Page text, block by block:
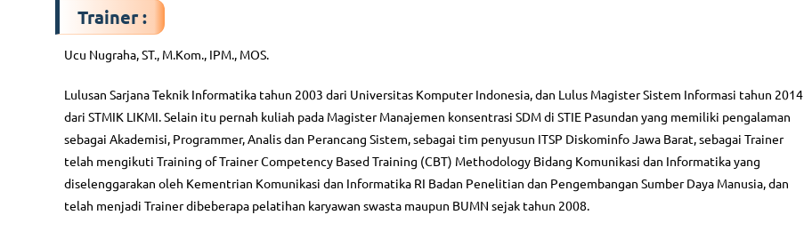
Trainer :
Ucu Nugraha, ST., M.Kom., IPM., MOS.
Lulusan Sarjana Teknik Informatika tahun 2003 dari Universitas Komputer Indonesia, dan Lulus Magister Sistem Informasi tahun 2014
dari STMIK LIKMI. Selain itu pernah kuliah pada Magister Manajemen konsentrasi SDM di STIE Pasundan yang memiliki pengalaman
sebagai Akademisi, Programmer, Analis dan Perancang Sistem, sebagai tim penyusun ITSP Diskominfo Jawa Barat, sebagai Trainer
telah mengikuti Training of Trainer Competency Based Training (CBT) Methodology Bidang Komunikasi dan Informatika yang
diselenggarakan oleh Kementrian Komunikasi dan Informatika RI Badan Penelitian dan Pengembangan Sumber Daya Manusia, dan
telah menjadi Trainer dibeberapa pelatihan karyawan swasta maupun BUMN sejak tahun 2008.